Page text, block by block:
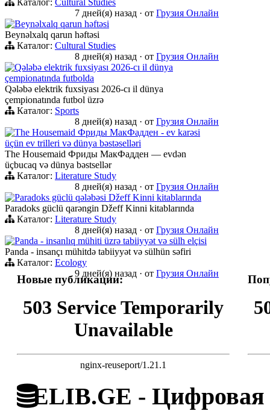
Каталог: Cultural Studies
7 дней(я) назад · от Грузия Онлайн
Beynəlxalq qarun həftəsi
Beynəlxalq qarun həftəsi
Каталог: Cultural Studies
8 дней(я) назад · от Грузия Онлайн
Qələbə elektrik fuxsiyası 2026-cı il dünya
çempionatında futbolda
Qələbə elektrik fuxsiyası 2026-cı il dünya
çempionatında futbol üzrə
Каталог: Sports
8 дней(я) назад · от Грузия Онлайн
The Housemaid Фриды МакФадден - ev karəsi
üçün ev trilleri və dünya bəstəselləri
The Housemaid Фриды МакФадден — evdən
üçbucaq və dünya bəstsellər
Каталог: Literature Study
8 дней(я) назад · от Грузия Онлайн
Paradoks güclü qələbəsi Džeff Kinni kitablarında
Paradoks güclü qarəngin Džeff Kinni kitablarında
Каталог: Literature Study
8 дней(я) назад · от Грузия Онлайн
Panda - insanlıq mühiti üzrə tabiiyyət və sülh elçisi
Panda - insançı mühitdə tabiiyyət və sülhün səfiri
Каталог: Ecology
9 дней(я) назад · от Грузия Онлайн
Новые публикации:
503 Service Temporarily
Unavailable
nginx-reuseport/1.21.1
ELIB.GE - Цифровая